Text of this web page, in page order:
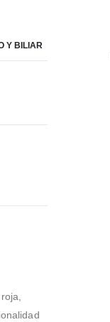
Y BILIAR